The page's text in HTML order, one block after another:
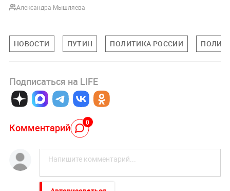
Александра Мышляева
НОВОСТИ ПУТИН ПОЛИТИКА РОССИИ
Подписаться на LIFE
Комментарий 0